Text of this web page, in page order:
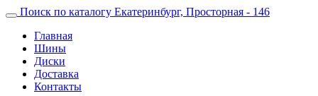
Поиск по каталогу Екатеринбург, Просторная - 146
Главная
Шины
Диски
Доставка
Контакты